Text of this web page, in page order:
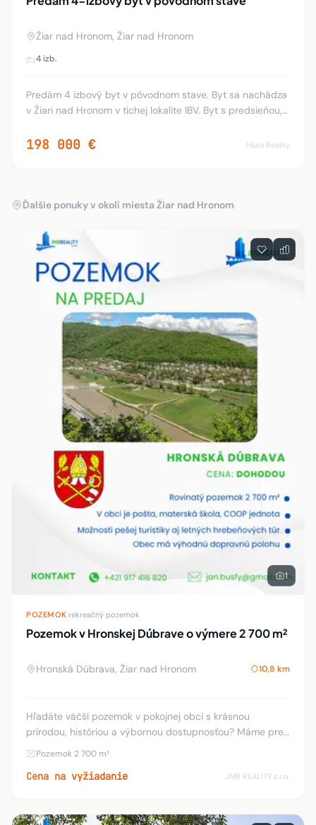
Žiar nad Hronom, Žiar nad Hronom
4 izb.
Predám 4 izbový byt v pôvodnom stave. Byt sa nachádza
v Žiari nad Hronom v tichej lokalite IBV. Byt s predsieňou,
poschodí. Je to bytovka so štyrmi bytmi
198 000 € Hasa Reality
Ďalšie ponuky v okolí miesta Žiar nad Hronom
1
POZEMOK rekreačný pozemok
Pozemok v Hronskej Dúbrave o výmere 2 700 m²
Hronská Dúbrava, Žiar nad Hronom 10,8 km
Hľadáte väčší pozemok v pokojnej obci s krásnou
prírodou, históriou a výbornou dostupnosťou? Máme pre
vás ideálnu príležitosť! Lokalita: Hronská Dúbrava (okres
Pozemok 2 700 m²
Cena na vyžiadanie JMB REALITY s.r.o.